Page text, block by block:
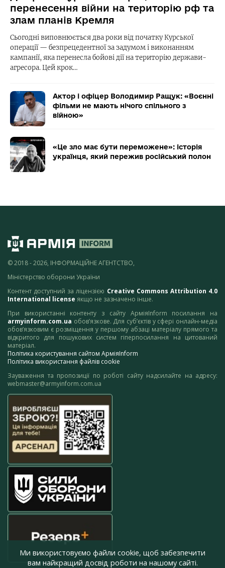
перенесення війни на територію рф та
злам планів Кремля
Сьогодні виповнюється два роки від початку Курської
операції — безпрецедентної за задумом і виконанням
кампанії, яка перенесла бойові дії на територію держави-
агресора. Цей крок…
Актор і офіцер Володимир Ращук: «Воєнні
фільми не мають нічого спільного з
війною»
«Це зло має бути переможене»: історія
українця, який пережив російський полон
© 2018 - 2026, ІНФОРМАЦІЙНЕ АГЕНТСТВО,
Міністерство оборони України
Контент доступний за ліцензією Creative Commons Attribution 4.0
International license якщо не зазначено інше.
При використанні контенту з сайту АрміяInform посилання на
armyinform.com.ua обов’язкове. Для суб’єктів у сфері онлайн-медіа
обов’язковим є розміщення у першому абзаці матеріалу прямого та
відкритого для пошукових систем гіперпосилання на цитований
матеріал.
Політика користування сайтом АрміяInform
Політика використання файлів cookie
Зауваження та пропозиції по роботі сайту надсилайте на адресу:
webmaster@armyinform.com.ua
Ми використовуємо файли cookie, щоб забезпечити
вам найкращий досвід роботи на нашому сайті.